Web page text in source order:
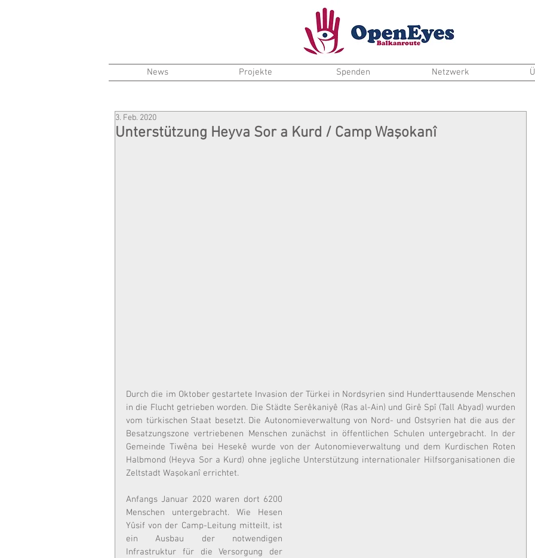
News Projekte Spenden Netzwerk
Unterstützung Heyva Sor a Kurd / Camp Waşokanî
3. Feb. 2020
Durch die im Oktober gestartete Invasion der Türkei in Nordsyrien sind Hunderttausende Menschen
in die Flucht getrieben worden. Die Städte Serêkaniyê (Ras al-Ain) und Girê Spî (Tall Abyad) wurden
vom türkischen Staat besetzt. Die Autonomieverwaltung von Nord- und Ostsyrien hat die aus der
Besatzungszone vertriebenen Menschen zunächst in öffentlichen Schulen untergebracht. In der
Gemeinde Tiwêna bei Hesekê wurde von der Autonomieverwaltung und dem Kurdischen Roten
Halbmond (Heyva Sor a Kurd) ohne jegliche Unterstützung internationaler Hilfsorganisationen die
Zeltstadt Waşokanî errichtet.
Anfangs Januar 2020 waren dort 6200
Menschen untergebracht. Wie Hesen
Yûsif von der Camp-Leitung mitteilt, ist
ein Ausbau der notwendigen
Infrastruktur für die Versorgung der